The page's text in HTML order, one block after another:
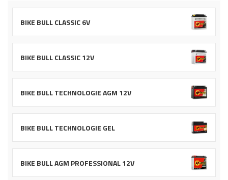
BIKE BULL CLASSIC 6V
BIKE BULL CLASSIC 12V
BIKE BULL TECHNOLOGIE AGM 12V
BIKE BULL TECHNOLOGIE GEL
BIKE BULL AGM PROFESSIONAL 12V